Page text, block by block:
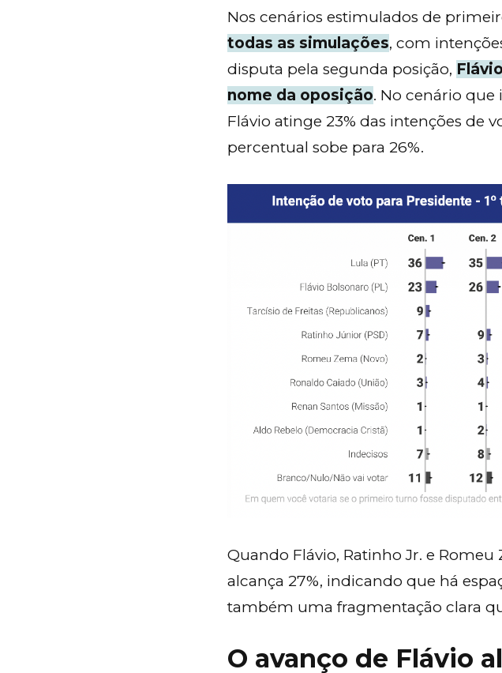
Nos cenários estimulados de
todas as simulações, com
disputa pela segunda posição,
nome da oposição. No cenário que
Flávio atinge 23% das intenções de
percentual sobe para 26%.
Quando Flávio, Ratinho Jr. e
alcança 27%, indicando que há
também uma fragmentação clara
O avanço de Flávio